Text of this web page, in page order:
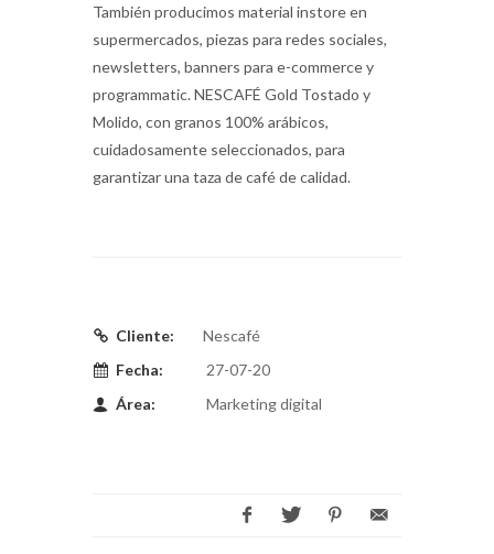
También producimos material instore en
supermercados, piezas para redes sociales,
newsletters, banners para e-commerce y
programmatic. NESCAFÉ Gold Tostado y
Molido, con granos 100% arábicos,
cuidadosamente seleccionados, para
garantizar una taza de café de calidad.
Cliente:
Nescafé
Fecha:
27-07-20
Área:
Marketing digital